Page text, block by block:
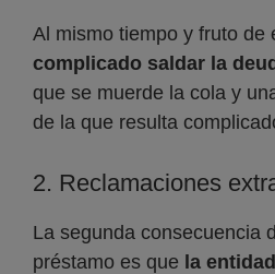
Al mismo tiempo y fruto de
complicado saldar la
que se muerde la cola y
de la que resulta
2. Reclamaciones
La segunda consecuencia
préstamo es que la